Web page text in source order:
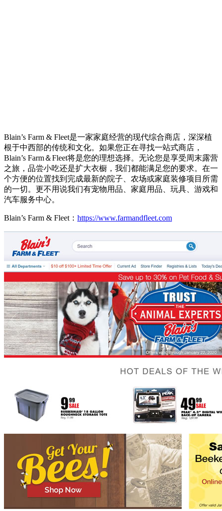
Blain’s Farm & Fleet是一家家庭经营的现代综合商店，深深植
根于中西部的传统和文化。如果您正在寻找一站式商店，
Blain’s Farm＆Fleet将是您的理想选择。无论您是享受周末露营
之旅，品尝小吃还是扩大衣橱，我们都能满足您的要求。在一
个方便的位置找到完成最新的院子、农场或家庭装修项目所需
的一切。更不用说我们有宠物用品、家庭用品、玩具、游戏和
汽车服务中心。
Blain’s Farm & Fleet： https://www.farmandfleet.com